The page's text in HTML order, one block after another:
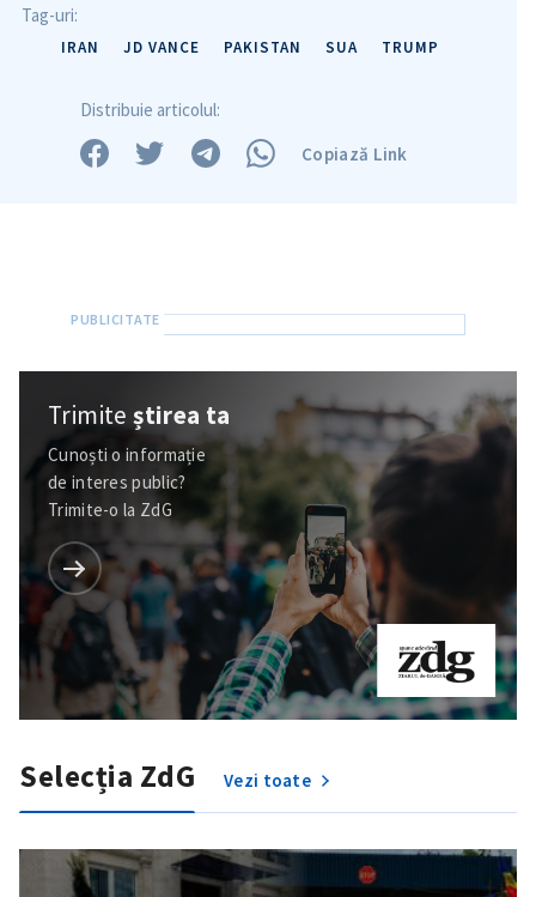
Trimite o informație
Despre ZdG
Tag-uri:
IRAN JD VANCE PAKISTAN SUA TRUMP
Distribuie articolul:
Copiază Link
Trimiteștirea ta
Cunoști o informație
de interes public?
Trimite-o la ZdG
Selecția ZdG Vezi toate